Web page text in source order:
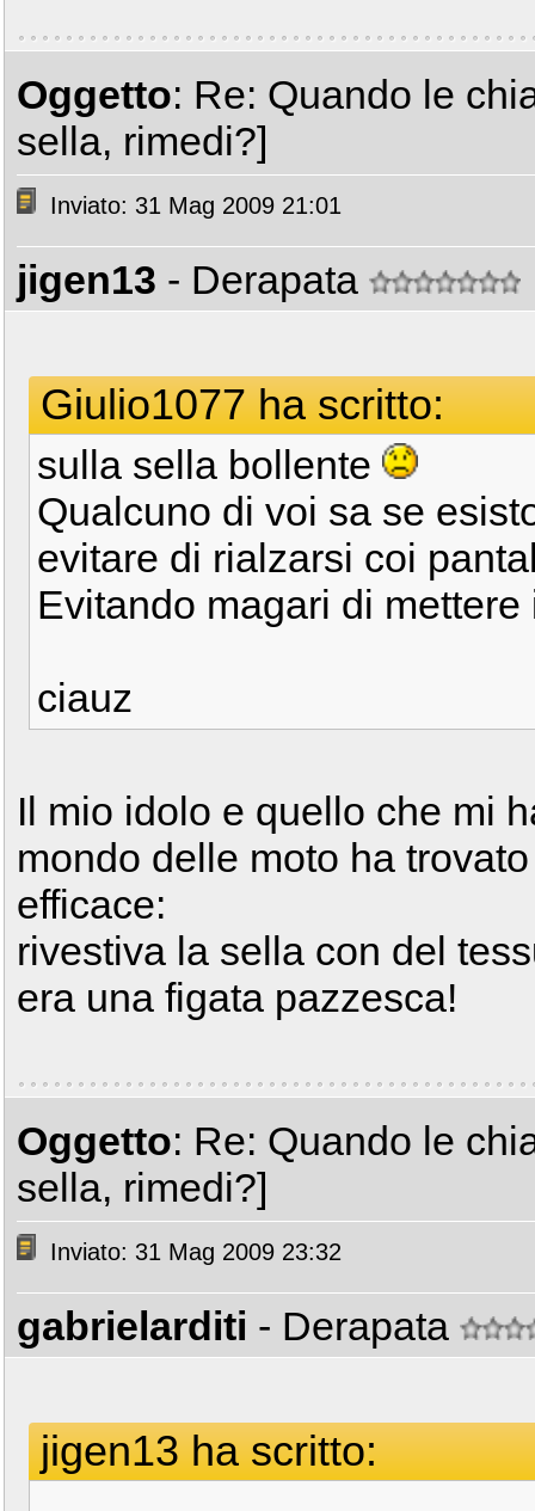
Oggetto: Re: Quando le
sella, rimedi?]
Inviato: 31 Mag 2009 21:01
jigen13 - Derapata
Giulio1077 ha scritto:
sulla sella bollente
Qualcuno di voi sa se
evitare di rialzarsi coi
Evitando magari di
ciauz
Il mio idolo e quello che mi
mondo delle moto ha
efficace:
rivestiva la sella con del
era una figata pazzesca!
Oggetto: Re: Quando le
sella, rimedi?]
Inviato: 31 Mag 2009 23:32
gabrielarditi - Derapata
jigen13 ha scritto: